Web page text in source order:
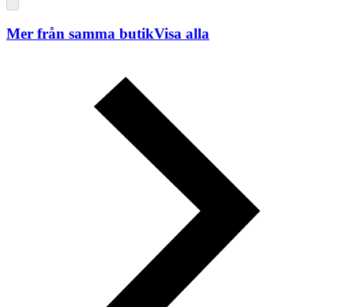
Mer från samma butikVisa alla